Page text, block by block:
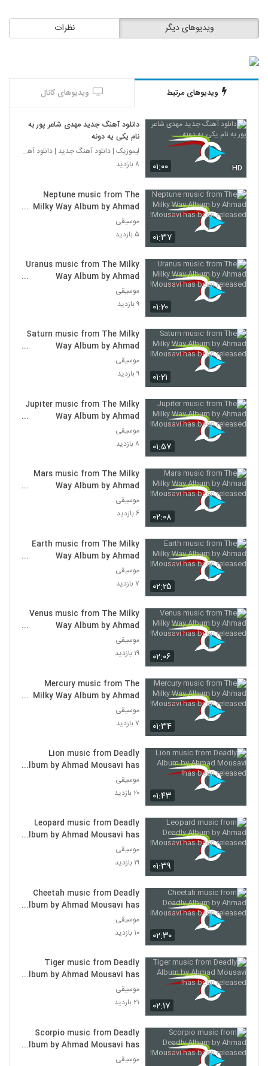
نظرات ویدیوهای دیگر
ویدیوهای مرتبط ویدیوهای کانال
۰۱:۰۰ HD
دانلود آهنگ جدید مهدی شاعر پور به
نام یکی یه دونه
لیموزیک | دانلود آهنگ جدید | دانلود آهنگ
۸ بازدید
۰۱:۳۷
Neptune music from The
Milky Way Album by Ahmad
Mousavi has been released!
موسیقی
۵ بازدید
۰۱:۲۰
Uranus music from The Milky
Way Album by Ahmad
Mousavi has been released!
موسیقی
۹ بازدید
۰۱:۲۱
Saturn music from The Milky
Way Album by Ahmad
Mousavi has been released!
موسیقی
۹ بازدید
۰۱:۵۷
Jupiter music from The Milky
Way Album by Ahmad
Mousavi has been released!
موسیقی
۸ بازدید
۰۲:۰۸
Mars music from The Milky
Way Album by Ahmad
Mousavi has been released!
موسیقی
۶ بازدید
۰۲:۲۵
Earth music from The Milky
Way Album by Ahmad
Mousavi has been released!
موسیقی
۷ بازدید
۰۲:۰۶
Venus music from The Milky
Way Album by Ahmad
Mousavi has been released!
موسیقی
۱۹ بازدید
۰۱:۳۴
Mercury music from The
Milky Way Album by Ahmad
Mousavi has been released!
موسیقی
۷ بازدید
۰۱:۴۳
Lion music from Deadly
Album by Ahmad Mousavi has
been released!
موسیقی
۲۰ بازدید
۰۱:۳۹
Leopard music from Deadly
Album by Ahmad Mousavi has
been released!
موسیقی
۱۹ بازدید
۰۲:۳۰
Cheetah music from Deadly
Album by Ahmad Mousavi has
been released!
موسیقی
۱۰ بازدید
۰۲:۱۷
Tiger music from Deadly
Album by Ahmad Mousavi has
been released!
موسیقی
۲۱ بازدید
Scorpio music from Deadly
Album by Ahmad Mousavi has
been released!
موسیقی